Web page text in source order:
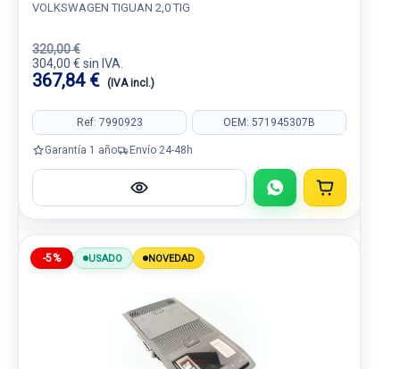
VOLKSWAGEN TIGUAN 2,0 TIG
320,00 €
304,00 € sin IVA.
367,84 € (IVA incl.)
Ref: 7990923 OEM: 571945307B
Garantía 1 año Envío 24-48h
-5% USADO NOVEDAD